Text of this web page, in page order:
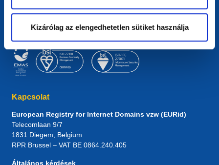
Kizárólag az elengedhetetlen sütiket használja
Kapcsolat
European Registry for Internet Domains vzw (EURid)
Telecomlaan 9/7
1831 Diegem, Belgium
RPR Brussel – VAT BE 0864.240.405
Általános kérdések